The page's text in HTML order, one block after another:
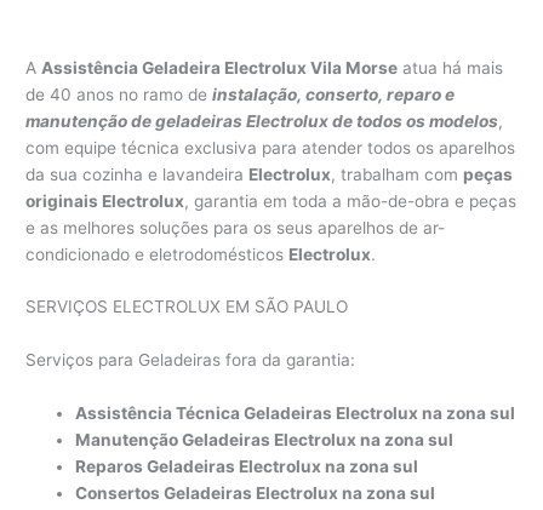
A Assistência Geladeira Electrolux Vila Morse atua há mais
de 40 anos no ramo deinstalação, conserto, reparo e
manutenção de geladeiras Electrolux de todos os modelos,
com equipe técnica exclusiva para atender todos os aparelhos
da sua cozinha e lavandeira Electrolux, trabalham com peças
originais Electrolux, garantia em toda a mão-de-obra e peças
e as melhores soluções para os seus aparelhos de ar-
condicionado e eletrodomésticos Electrolux.
SERVIÇOS ELECTROLUX EM SÃO PAULO
Serviços para Geladeiras fora da garantia:
Assistência Técnica Geladeiras Electrolux na zona sul
Manutenção Geladeiras Electrolux na zona sul
Reparos Geladeiras Electrolux na zona sul
Consertos Geladeiras Electrolux na zona sul